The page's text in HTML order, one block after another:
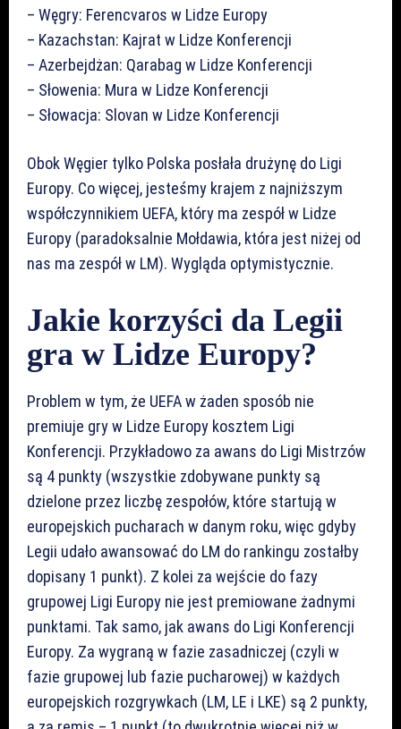
– Węgry: Ferencvaros w Lidze Europy
– Kazachstan: Kajrat w Lidze Konferencji
– Azerbejdżan: Qarabag w Lidze Konferencji
– Słowenia: Mura w Lidze Konferencji
– Słowacja: Slovan w Lidze Konferencji
Obok Węgier tylko Polska posłała drużynę do Ligi
Europy. Co więcej, jesteśmy krajem z najniższym
współczynnikiem UEFA, który ma zespół w Lidze
Europy (paradoksalnie Mołdawia, która jest niżej od
nas ma zespół w LM). Wygląda optymistycznie.
Jakie korzyści da Legii
gra w Lidze Europy?
Problem w tym, że UEFA w żaden sposób nie
premiuje gry w Lidze Europy kosztem Ligi
Konferencji. Przykładowo za awans do Ligi Mistrzów
są 4 punkty (wszystkie zdobywane punkty są
dzielone przez liczbę zespołów, które startują w
europejskich pucharach w danym roku, więc gdyby
Legii udało awansować do LM do rankingu zostałby
dopisany 1 punkt). Z kolei za wejście do fazy
grupowej Ligi Europy nie jest premiowane żadnymi
punktami. Tak samo, jak awans do Ligi Konferencji
Europy. Za wygraną w fazie zasadniczej (czyli w
fazie grupowej lub fazie pucharowej) w każdych
europejskich rozgrywkach (LM, LE i LKE) są 2 punkty,